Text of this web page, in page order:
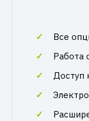
Все
Работа
Доступ